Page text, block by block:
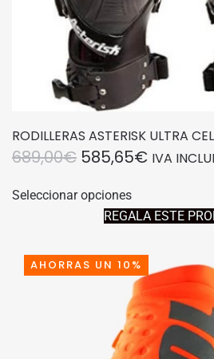
producto
RODILLERAS ASTERISK ULTRA
689,00€ EL
ORIGINAL
ERA:
689,00€.
585,65€EL
ACTUAL
ES:
585,65€.
IVA
Seleccionar opcionesproducto
tiene
variantes.
Las
opciones
se
pueden
REGALA ESTE
AHORRAS UN 10%